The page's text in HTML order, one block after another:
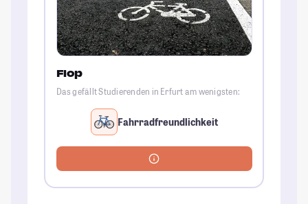
Flop
Das gefällt Studierenden in Erfurt am wenigsten:
Fahrradfreundlichkeit